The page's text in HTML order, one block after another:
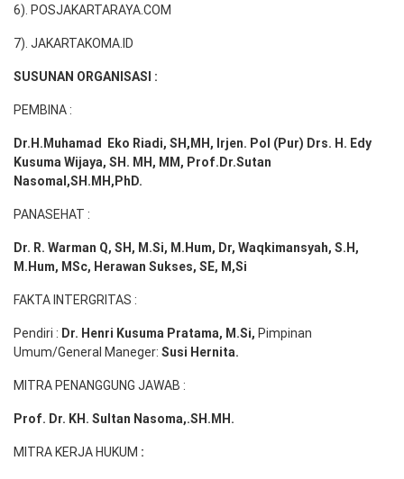
6). POSJAKARTARAYA.COM
7). JAKARTAKOMA.ID
SUSUNAN ORGANISASI :
PEMBINA :
Dr.H.Muhamad Eko Riadi, SH,MH , Irjen. Pol (Pur) Drs. H. Edy
Kusuma Wijaya, SH. MH, MM, Prof. Dr.Sutan
Nasomal,SH.MH,PhD.
PANASEHAT :
Dr. R. Warman Q, SH, M.Si, M.Hum, Dr, Waqkimansyah, S.H,
M.Hum, MSc, Herawan Sukses, SE, M,Si
FAKTA INTERGRITAS :
Pendiri : Dr. Henri Kusuma Pratama, M.Si, Pimpinan
Umum/General Maneger: Susi Hernita.
MITRA PENANGGUNG JAWAB :
Prof. Dr. KH. Sultan Nasoma,.SH.MH.
MITRA KERJA HUKUM :